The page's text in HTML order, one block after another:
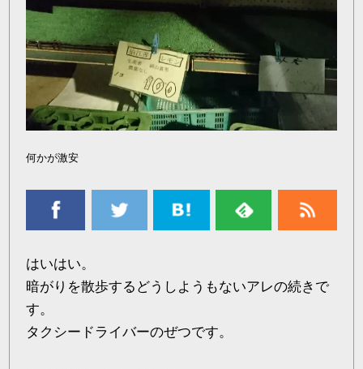
何かが激安
はいはい。
暗がりを散歩するどうしようもないアレの続きで
す。
タクシードライバーのぜつです。